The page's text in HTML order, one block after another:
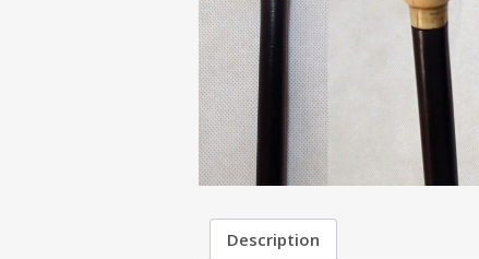
Description